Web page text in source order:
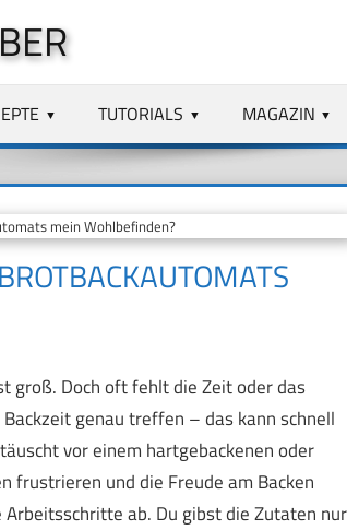
TUTORIALS MAGAZIN
mein Wohlbefinden?
groß. Doch oft fehlt die Zeit oder das
genau treffen – das kann schnell
vor einem hartgebackenen oder
frustrieren und die Freude am Backen
ab. Du gibst die Zutaten nur